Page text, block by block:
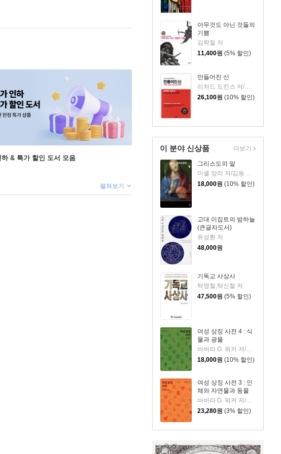
아무것도 아닌 것들의
기쁨
김학철 저
11,400원 (5% 할인)
만들어진 신
26,100원 (10% 할인)
이 분야 신상품
그리스도의 말
미셸 앙리 저/김동규 역
18,000원 (10% 할인)
고대 이집트의 밤하늘
(큰글자도서)
유성환 저
48,000원
기독교 사상사
탁영철,탁신철 저
47,500원 (5% 할인)
여성 상징 사전 4 : 식
물과 광물
18,000원 (10% 할인)
여성 상징 사전 3 : 인
체와 자연물과 동물
23,280원 (3% 할인)
더보기
하 & 특가 할인 도서 모음
펼쳐보기